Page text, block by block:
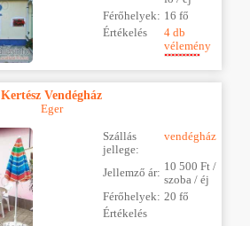
Férőhelyek: 16 fő
Értékelés
4 db
vélemény
Kertész Vendégház
Eger
Szállás
jellege:
vendégház
Jellemző ár: 10 500 Ft /
szoba / éj
Férőhelyek: 20 fő
Értékelés